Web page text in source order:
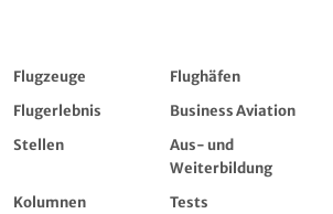
Flugzeuge
Flughäfen
Flugerlebnis
Business Aviation
Stellen
Aus- und
Weiterbildung
Kolumnen Tests